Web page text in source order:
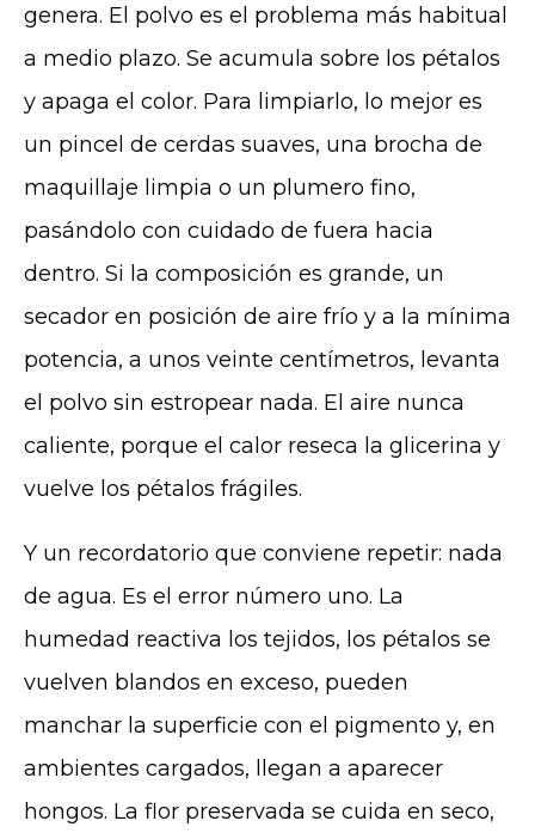
genera. El polvo es el problema más habitual
a medio plazo. Se acumula sobre los pétalos
y apaga el color. Para limpiarlo, lo mejor es
un pincel de cerdas suaves, una brocha de
maquillaje limpia o un plumero fino,
pasándolo con cuidado de fuera hacia
dentro. Si la composición es grande, un
secador en posición de aire frío y a la mínima
potencia, a unos veinte centímetros, levanta
el polvo sin estropear nada. El aire nunca
caliente, porque el calor reseca la glicerina y
vuelve los pétalos frágiles.
Y un recordatorio que conviene repetir: nada
de agua. Es el error número uno. La
humedad reactiva los tejidos, los pétalos se
vuelven blandos en exceso, pueden
manchar la superficie con el pigmento y, en
ambientes cargados, llegan a aparecer
hongos. La flor preservada se cuida en seco,